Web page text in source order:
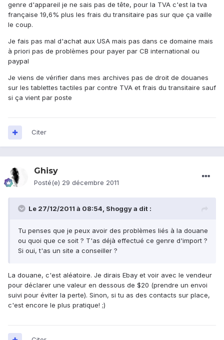
genre d'appareil je ne sais pas de tête, pour la TVA c'est la tva
française 19,6% plus les frais du transitaire pas sur que ça vaille
le coup.
Je fais pas mal d'achat aux USA mais pas dans ce domaine mais
à priori pas de problèmes pour payer par CB international ou
paypal
Je viens de vérifier dans mes archives pas de droit de douanes
sur les tablettes tactiles par contre TVA et frais du transitaire sauf
si ça vient par poste
Citer
Ghisy
Posté(e) 29 décembre 2011
Le 27/12/2011 à 08:54, Shoggy a dit :
Tu penses que je peux avoir des problèmes liés à la douane
ou quoi que ce soit ? T'as déjà effectué ce genre d'import ?
Si oui, t'as un site a conseiller ?
La douane, c'est aléatoire. Je dirais Ebay et voir avec le vendeur
pour déclarer une valeur en dessous de $20 (prendre un envoi
suivi pour éviter la perte). Sinon, si tu as des contacts sur place,
c'est encore le plus pratique! ;)